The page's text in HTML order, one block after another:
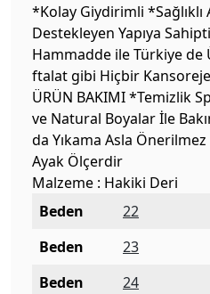
*Kolay Giydirimli *Sağlıklı
Destekleyen Yapıya
Hammadde ile Türkiye
ftalat gibi Hiçbir
ÜRÜN BAKIMI *Temizlik
ve Natural Boyalar İle
da Yıkama Asla
Ayak Ölçerdir
Malzeme : Hakiki Deri
Beden
22
Beden
23
Beden
24